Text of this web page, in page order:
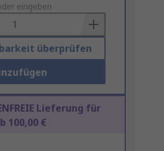
eingeben
überprüfen
Lieferung für
100,00 €